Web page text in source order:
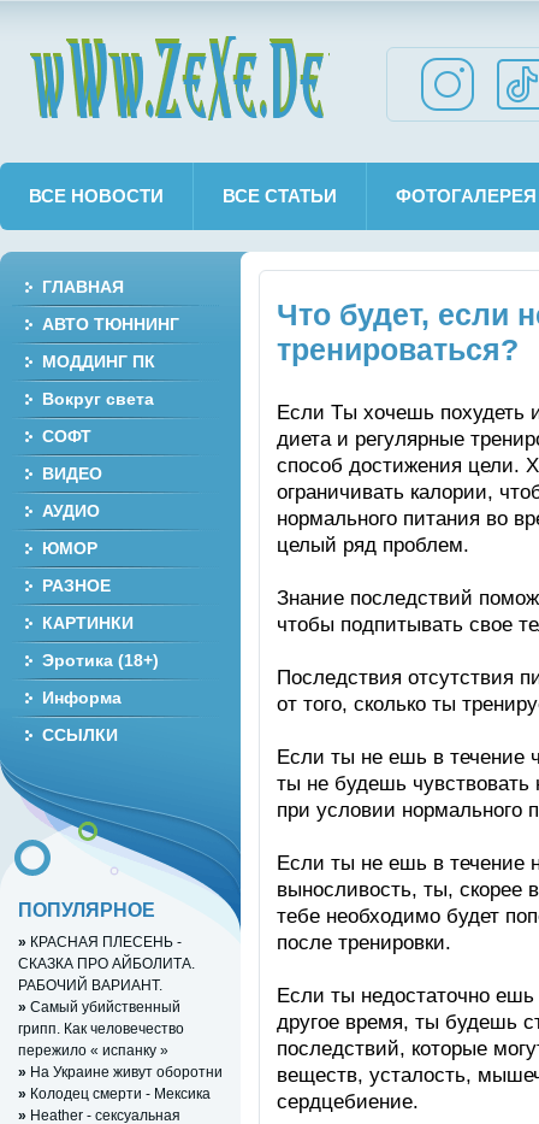
ВСЕ НОВОСТИ ВСЕ СТАТЬИ ФОТОГАЛЕРЕЯ
Что будет, если
тренироваться?
Если Tы хочешь похудеть
диета и регулярные
способ достижения цели.
ограничивать калории,
нормального питания во
целый ряд проблем.
Знание последствий
чтобы подпитывать свое
Последствия отсутствия
от того, сколько ты
Если ты не ешь в течение
ты не будешь чувствовать
при условии нормального
Если ты не ешь в течение
выносливость, ты, скорее
тебе необходимо будет
после тренировки.
Если ты недостаточно
другое время, ты будешь
последствий, которые
веществ, усталость,
сердцебиение.
ГЛАВНАЯ
АВТО ТЮННИНГ
МОДДИНГ ПК
Вокруг света
СОФТ
ВИДЕО
АУДИО
ЮМОР
РАЗНОЕ
КАРТИНКИ
Эротика (18+)
Информа
ССЫЛКИ
ПОПУЛЯРНОЕ
» КРАСНАЯ ПЛЕСЕНЬ -
СКАЗКА ПРО АЙБОЛИТА.
РАБОЧИЙ ВАРИАНТ.
» Самый убийственный
грипп. Как человечество
пережило « испанку »
» На Украине живут оборотни
» Колодец смерти - Мексика
» Heather - сексуальная